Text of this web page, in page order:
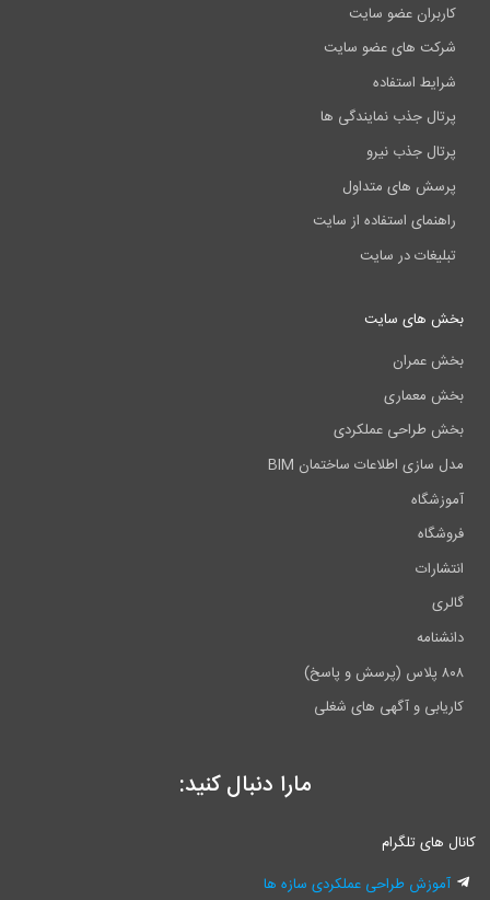
کاربران عضو سایت
شرکت های عضو سایت
شرایط استفاده
پرتال جذب نمایندگی ها
پرتال جذب نیرو
پرسش های متداول
راهنمای استفاده از سایت
تبلیغات در سایت
بخش های سایت
بخش عمران
بخش معماری
بخش طراحی عملکردی
مدل سازی اطلاعات ساختمان BIM
آموزشگاه
فروشگاه
انتشارات
گالری
دانشنامه
۸۰۸ پلاس (پرسش و پاسخ)
کاریابی و آگهی های شغلی
مارا دنبال کنید:
کانال های تلگرام
آموزش طراحی عملکردی سازه ها